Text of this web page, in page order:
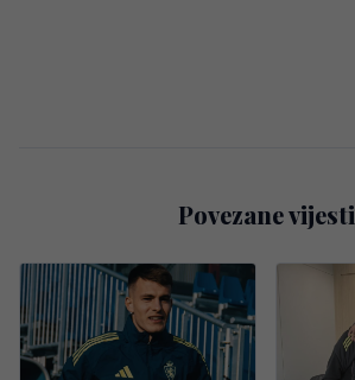
Povezane vijesti